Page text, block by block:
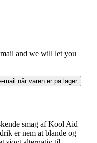
and we will let you
mail når varen er på lager
smag af Kool Aid
er nem at blande og